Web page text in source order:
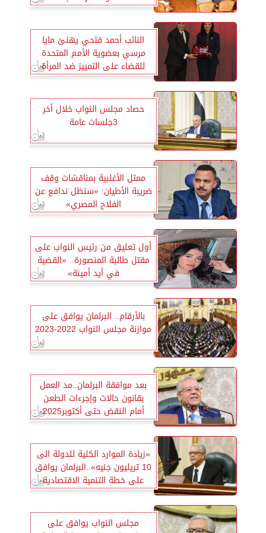
الطرق والرصف
النائب أحمد فتحي يهنئ مايا
مرسي بعضوية الأمم المتحدة
للقضاء على التمييز ضد المرأة
حصاد مجلس النواب خلال أخر
3جلسات عامة
ممثل الأغلبية بمناقشات وقف
ضريبة الأطيان: «سنظل ندافع عن
الفلاح المصري»
أول تعليق من رئيس النواب على
مقتل طالبة المنصورة.. «القضية
في أيد أمينة»
بالأرقام.. البرلمان يوافق على
موازنة مجلس النواب 2022-2023
بعد موافقة البرلمان..مد العمل
بقانون حالات وإجرءات الطعن
أمام النقض حتى أكتوبر2025
«زيادة الموارد الكلية للدولة الى
10 تريليون جنيه»..البرلمان يوافق
على خطة التنمية الاقتصادية
مجلس النواب يوافق على